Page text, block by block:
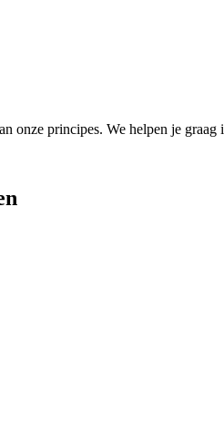
onze principes. We helpen je